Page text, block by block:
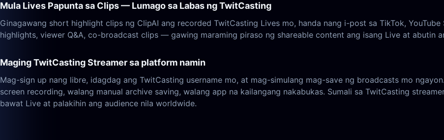
Mula Lives Papunta sa Clips — Lumago sa Labas ng TwitCasting
Ginagawang short highlight clips ng ClipAI ang recorded TwitCasting Lives mo, handa nang i-post sa TikTok,
highlights, viewer Q&A, co-broadcast clips — gawing maraming piraso ng shareable content ang isang Live at abutin
Maging TwitCasting Streamer sa platform namin
Mag-sign up nang libre, idagdag ang TwitCasting username mo, at mag-simulang mag-save ng broadcasts mo
screen recording, walang manual archive saving, walang app na kailangang nakabukas. Sumali sa TwitCasting
bawat Live at palakihin ang audience nila worldwide.